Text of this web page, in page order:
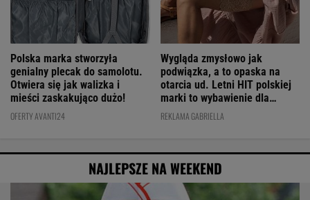
Polska marka stworzyła
genialny plecak do samolotu.
Otwiera się jak walizka i
mieści zaskakująco dużo!
OFERTY AVANTI24
Wygląda zmysłowo jak
podwiązka, a to opaska na
otarcia ud. Letni HIT polskiej
marki to wybawienie dla
kobiet!
REKLAMA GABRIELLA
NAJLEPSZE NA WEEKEND